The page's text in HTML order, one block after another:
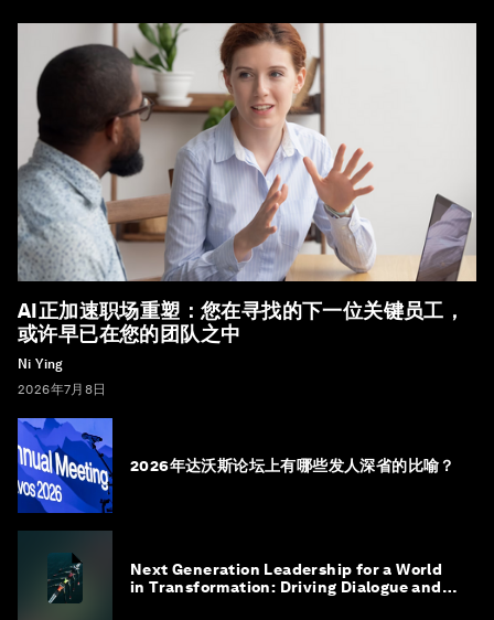
AI正加速职场重塑：您在寻找的下一位关键员工，
或许早已在您的团队之中
Ni Ying
2026年7月8日
2026年达沃斯论坛上有哪些发人深省的比喻？
Next Generation Leadership for a World
in Transformation: Driving Dialogue and